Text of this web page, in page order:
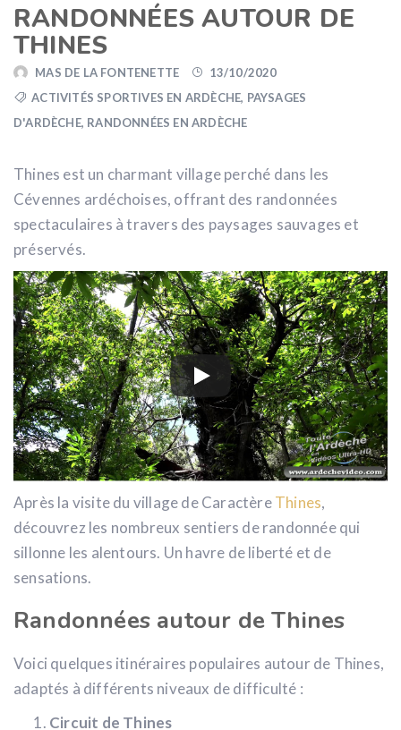
RANDONNÉES AUTOUR DE
THINES
MAS DE LA FONTENETTE
13/10/2020
ACTIVITÉS SPORTIVES EN ARDÈCHE, PAYSAGES
D'ARDÈCHE, RANDONNÉES EN ARDÈCHE
Thines est un charmant village perché dans les
Cévennes ardéchoises, offrant des randonnées
spectaculaires à travers des paysages sauvages et
préservés.
Après la visite du village de CaractèreThines,
découvrez les nombreux sentiers de randonnée qui
sillonne les alentours. Un havre de liberté et de
sensations.
Randonnées autour de Thines
Voici quelques itinéraires populaires autour de Thines,
adaptés à différents niveaux de difficulté :
Circuit de Thines